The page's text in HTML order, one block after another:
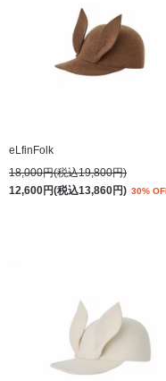
eLfinFolk
18,000円(税込19,800円)
12,600円(税込13,860円) 30%